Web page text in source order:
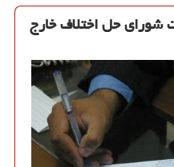
شورای حل اختلاف خارج